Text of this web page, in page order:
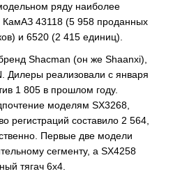
ряду наиболее
КамАЗ 43118 (5 958 проданных
и 6520 (2 415 единиц).
Shacman (он же Shaanxi),
Дилеры реализовали с января
1 805 в прошлом году.
моделям SX3268,
регистраций составило 2 564,
Первые две модели
сегменту, а SX4258
тягач 6х4.